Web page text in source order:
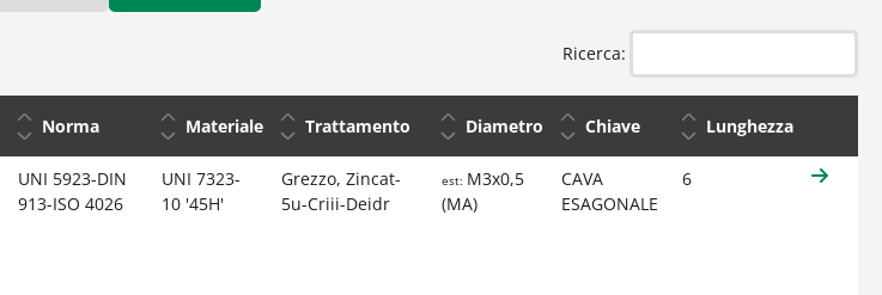
Ricerca:
Norma Materiale Trattamento Diametro Chiave Lunghezza
UNI 5923-DIN
913-ISO 4026
UNI 7323-
10 '45H'
Grezzo, Zincat-
5u-Criii-Deidr
est: M3x0,5
(MA)
CAVA
ESAGONALE
6